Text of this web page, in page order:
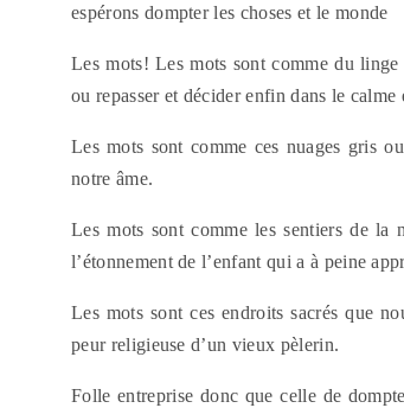
espérons dompter les choses et le monde
Les mots! Les mots sont comme du
ou repasser et décider enfin dans le
Les mots sont comme ces nuages gris
notre âme.
Les mots sont comme les sentiers de la
l’étonnement de l’enfant qui a à peine
Les mots sont ces endroits sacrés que
peur religieuse d’un vieux pèlerin.
Folle entreprise donc que celle de